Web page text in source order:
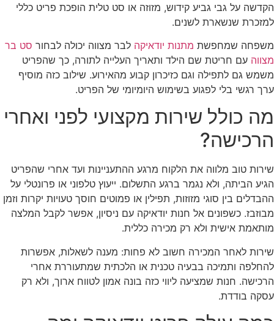
הקדשה על גבי גביע קידוש, מזוזה או סט טלית הופכת פריט כללי
למזכרת שנשארת לשנים.
משפחה שמחפשת מתנות יודאיקה לבר מצווה יכולה לבחור סט בר
מצווה עם חריטת שם הילד ותאריך העלייה לתורה, כך שהפריט
משמש גם לתפילה וגם כזיכרון קבוע מהאירוע. שילוב כזה מוסיף
ערך רגשי בלי לפגוע בשימוש היומיומי של הפריט.
מה כולל שירות מקצועי לפני ואחרי
הרכישה?
שירות טוב מלווה את הלקוח מרגע ההתעניינות ועד אחרי שהפריט
הגיע הביתה, ולא נגמר ברגע התשלום. ייעוץ טלפוני או פרונטלי על
ההבדלים בין סוגי מזוזות, תפילין או פמוטים חוסך טעויות יקרות וזמן
מבוזבז. כשפונים אל חנות יודאיקה עם ניסיון, אפשר לקבל המלצה
מותאמת אישית ולא רק מכירה כללית.
שירות לאחר המכירה חשוב לא פחות: מענה לשאלות, אפשרות
להחלפה ותמיכה בבעיה טכנית או הלכתית שמתעוררת אחרי
הרכישה. חנות שמציעה ליווי כזה בונה אמון לטווח ארוך, ולא רק
עסקה בודדת.